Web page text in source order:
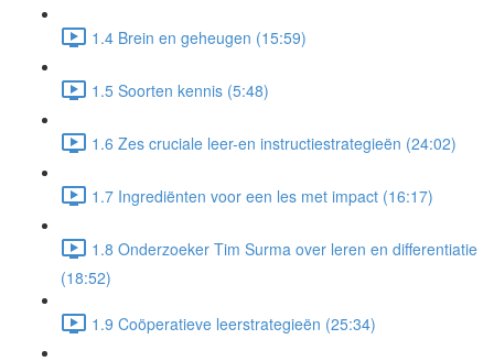
1.4 Brein en geheugen (15:59)
1.5 Soorten kennis (5:48)
1.6 Zes cruciale leer-en instructiestrategieën (24:02)
1.7 Ingrediënten voor een les met impact (16:17)
1.8 Onderzoeker Tim Surma over leren en differentiatie
(18:52)
1.9 Coöperatieve leerstrategieën (25:34)